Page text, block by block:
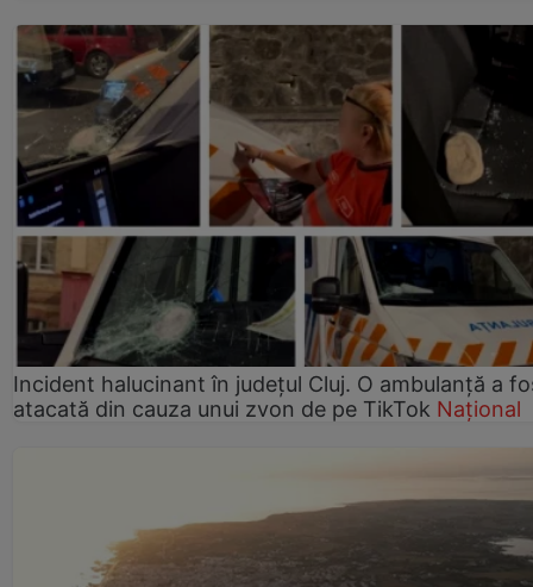
Incident halucinant în județul Cluj. O ambulanță a
atacată din cauza unui zvon de pe TikTok Național